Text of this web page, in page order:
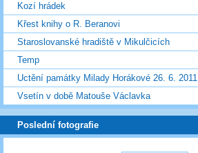
Kozí hrádek
Křest knihy o R. Beranovi
Staroslovanské hradiště v Mikulčicích
Temp
Uctění památky Milady Horákové 26. 6. 2011
Vsetín v době Matouše Václavka
Poslední fotografie